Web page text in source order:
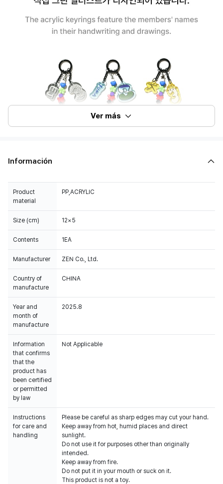
Ver más
Información
Product
material
PP,ACRYLIC
Size (cm) 12×5
Contents 1EA
Manufacturer ZEN Co., Ltd.
Country of
manufacture
CHINA
Year and
month of
manufacture
2025.8
Information
that confirms
that the
product has
been certified
or permitted
by law
Not Applicable
Instructions
for care and
handling
Please be careful as sharp edges may cut your hand.
Keep away from hot, humid places and direct
sunlight.
Do not use it for purposes other than originally
intended.
Keep away from fire.
Do not put it in your mouth or suck on it.
This product is not a toy.